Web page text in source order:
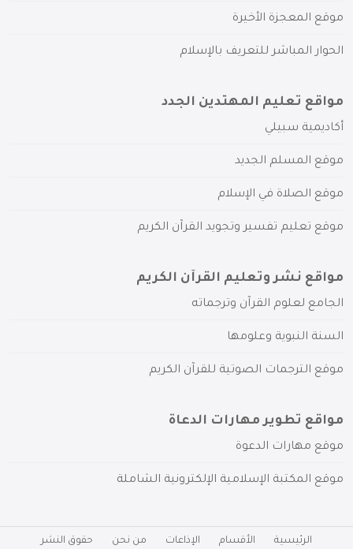
موقع المعجزة الأخيرة
الحوار المباشر للتعريف بالإسلام
مواقع تعليم المهتدين الجدد
أكاديمية سبيلي
موقع المسلم الجديد
موقع الصلاة في الإسلام
موقع تعليم تفسير وتجويد القرآن الكريم
مواقع نشر وتعليم القرآن الكريم
الجامع لعلوم القرآن وترجماته
السنة النبوية وعلومها
موقع الترجمات الصوتية للقرآن الكريم
مواقع تطوير مهارات الدعاة
موقع مهارات الدعوة
موقع المكتبة الإسلامية الإلكترونية الشاملة
الرئيسية الأقسام الإذاعات من نحن حقوق النشر